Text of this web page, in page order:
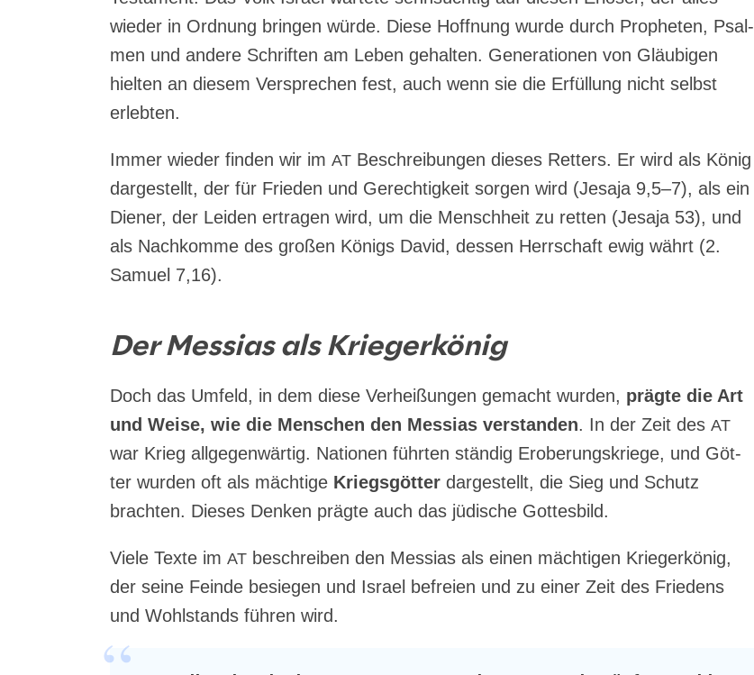
wie­der in Ord­nung brin­gen wür­de. Die­se Hoff­nung wur­de durch Pro­phe­ten, Psal­
men und ande­re Schrif­ten am Leben gehal­ten. Gene­ra­tio­nen von Gläu­bi­gen
hiel­ten an die­sem Ver­spre­chen fest, auch wenn sie die Erfül­lung nicht selbst
erlebten.
Immer wie­der fin­den wir im AT Beschrei­bun­gen die­ses Ret­ters. Er wird als König
dar­ge­stellt, der für Frie­den und Gerech­tig­keit sor­gen wird (Jesa­ja 9,5–7), als ein
Die­ner, der Lei­den ertra­gen wird, um die Mensch­heit zu ret­ten (Jesa­ja 53), und
als Nach­kom­me des gro­ßen Königs David, des­sen Herr­schaft ewig währt (2.
Samu­el 7,16).
Der Messias als Kriegerkönig
Doch das Umfeld, in dem die­se Ver­hei­ßun­gen gemacht wur­den, präg­te die Art
und Wei­se, wie die Men­schen den Mes­si­as ver­stan­den. In der Zeit des AT
war Krieg all­ge­gen­wär­tig. Natio­nen führ­ten stän­dig Erobe­rungs­krie­ge, und Göt­
ter wur­den oft als mäch­ti­ge Kriegs­göt­ter dar­ge­stellt, die Sieg und Schutz
brach­ten. Die­ses Den­ken präg­te auch das jüdi­sche Gottesbild.
Vie­le Tex­te im AT beschrei­ben den Mes­si­as als einen mäch­ti­gen Krie­ger­kö­nig,
der sei­ne Fein­de besie­gen und Isra­el befrei­en und zu einer Zeit des Frie­dens
und Wohl­stands füh­ren wird.